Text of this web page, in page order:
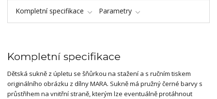
Kompletní specifikace Parametry
Kompletní specifikace
Dětská sukně z úpletu se šňůrkou na stažení a s ručním tiskem
originálního obrázku z dílny MARA. Sukně má pružný černé barvy s
průstřihem na vnitřní straně, kterým lze eventuálně protáhnout